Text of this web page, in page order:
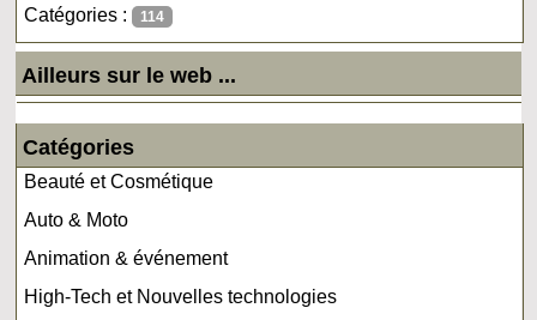
Catégories : 114
Ailleurs sur le web ...
Catégories
Beauté et Cosmétique
Auto & Moto
Animation & événement
High-Tech et Nouvelles technologies